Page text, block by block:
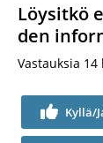
Löysitkö
den
Vastauksia 14
Kyllä/